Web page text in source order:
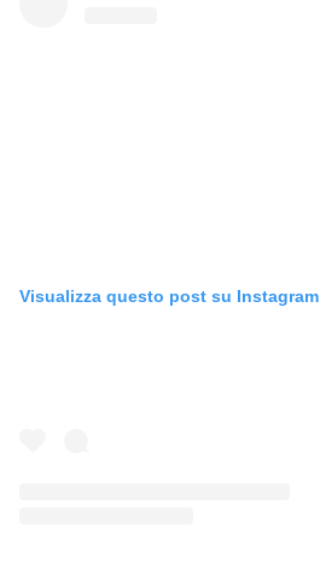
Visualizza questo post su Instagram